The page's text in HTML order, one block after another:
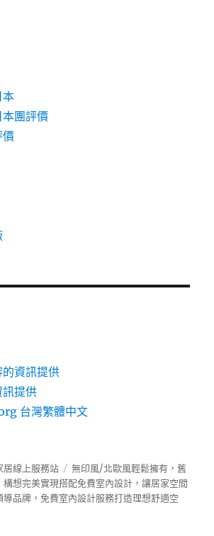
本
團評價
價
資訊提供
提供
台灣繁體中文
居線上服務站
無印風/北歐風輕鬆擁有，舊
構想完美實現搭配免費室內設計，讓居家空間
導品牌，免費室內設計服務打造理想舒適空